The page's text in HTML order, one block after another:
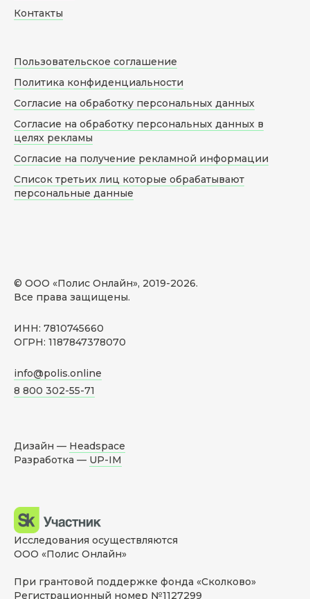
© ООО «Полис Онлайн», 2019-2026.
Все права защищены.
ИНН: 7810745660
ОГРН: 1187847378070
info@polis.online
8 800 302-55-71
Контакты
Пользовательское соглашение
Политика конфиденциальности
Согласие на обработку персональных данных
Согласие на обработку персональных данных в
целях рекламы
Согласие на получение рекламной информации
Список третьих лиц которые обрабатывают
персональные данные
Дизайн — Headspace
Разработка — UP-IM
Исследования осуществляются
ООО «Полис Онлайн»
При грантовой поддержке фонда «Сколково»
Регистрационный номер №1127299